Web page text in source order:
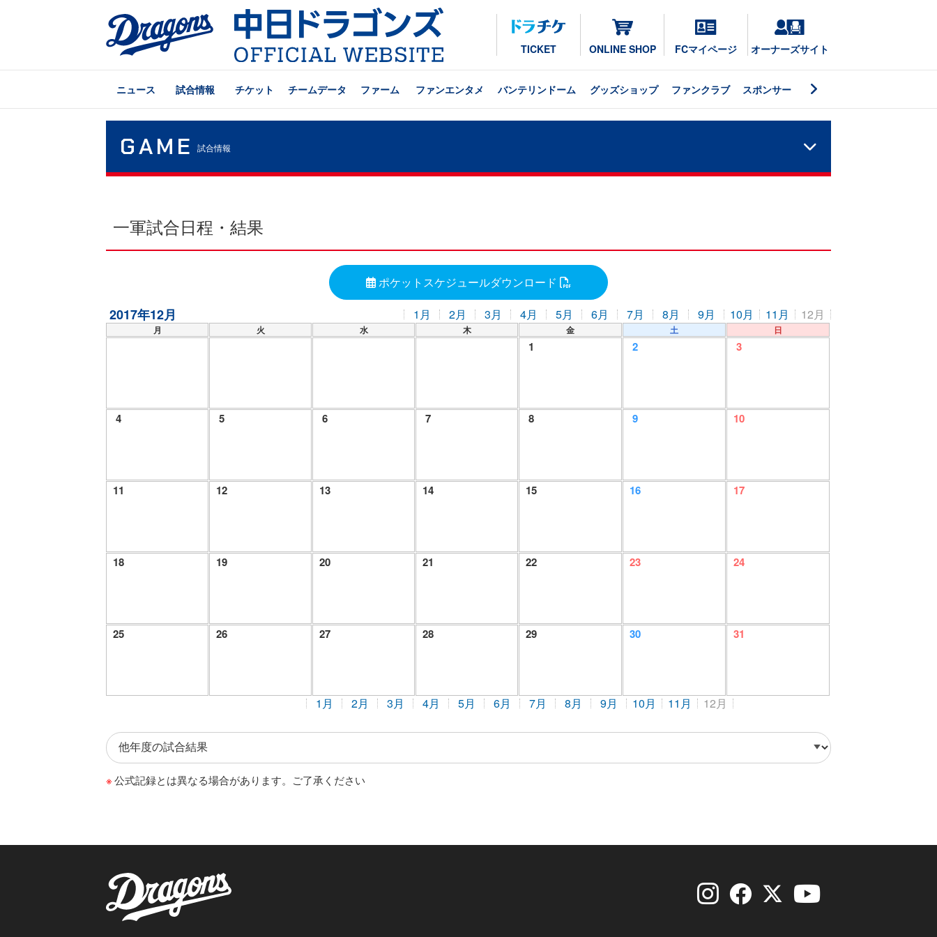
TICKET ONLINE SHOP FCマイページ オーナーズサイト
ニュース 試合情報 チケット チームデータ ファーム ファンエンタメ バンテリンドーム グッズショップ ファンクラブ スポンサー
GAME 試合情報
一軍試合日程・結果
ポケットスケジュールダウンロード
2017年12月 1月 2月 3月 4月 5月 6月 7月 8月 9月 10月 11月 12月
月 火 水 木 金 土 日
1 2 3
4 5 6 7 8 9 10
11 12 13 14 15 16 17
18 19 20 21 22 23 24
25 26 27 28 29 30 31
1月 2月 3月 4月 5月 6月 7月 8月 9月 10月 11月 12月
公式記録とは異なる場合があります。ご了承ください